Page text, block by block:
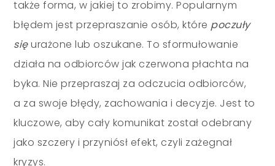
także forma, w jakiej to zrobimy. Popularnym
błędem jest przepraszanie osób, które poczuły
sięurażone lub oszukane. To sformułowanie
działa na odbiorców jak czerwona płachta na
byka. Nie przepraszaj za odczucia odbiorców,
a za swoje błędy, zachowania i decyzje. Jest to
kluczowe, aby cały komunikat został odebrany
jako szczery i przyniósł efekt, czyli zażegnał
kryzys.